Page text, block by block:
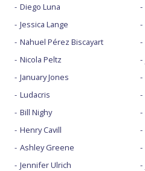
Diego Luna
Jessica Lange
Nahuel Pérez Biscayart
Nicola Peltz
January Jones
Ludacris
Bill Nighy
Henry Cavill
Ashley Greene
Jennifer Ulrich